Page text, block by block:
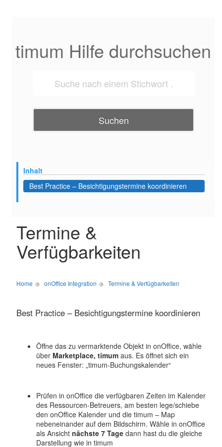
timum Hilfe durchsuchen
Suchen
Termine &
Verfügbarkeiten
Home onOffice Integration Termine & Verfügbarkeiten
Best Practice – Besichtigungstermine koordinieren
Öffne das zu vermarktende Objekt in onOffice, wähle
über Marketplace, timum aus. Es öffnet sich ein
neues Fenster: „timum-Buchungskalender“
Prüfen in onOffice die verfügbaren Zeiten im Kalender
des Ressourcen-Betreuers, am besten lege/schiebe
den onOffice Kalender und die timum – Map
nebeneinander auf dem Bildschirm. Wähle in onOffice
als Ansicht nächste 7 Tage dann hast du die gleiche
Darstellung wie in timum
Inhalt
Best Practice – Besichtigungstermine koordinieren